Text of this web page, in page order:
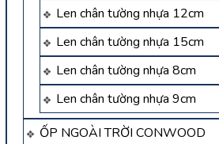
Len chân tường nhựa 12cm
Len chân tường nhựa 15cm
Len chân tường nhựa 8cm
Len chân tường nhựa 9cm
ỐP NGOÀI TRỜI CONWOOD